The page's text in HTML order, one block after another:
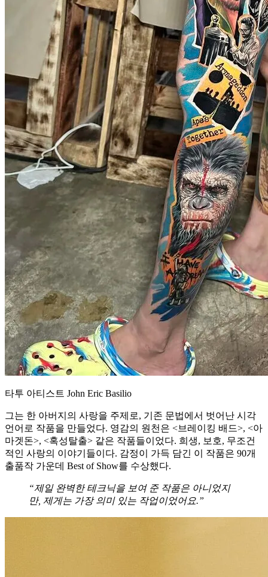
타투 아티스트 John Eric Basilio
그는 한 아버지의 사랑을 주제로, 기존 문법에서 벗어난 시각
언어로 작품을 만들었다. 영감의 원천은 <브레이킹 배드>, <아
마겟돈>, <혹성탈출> 같은 작품들이었다. 희생, 보호, 무조건
적인 사랑의 이야기들이다. 감정이 가득 담긴 이 작품은 90개
출품작 가운데 Best of Show를 수상했다.
“제일 완벽한 테크닉을 보여 준 작품은 아니었지
만, 제게는 가장 의미 있는 작업이었어요.”